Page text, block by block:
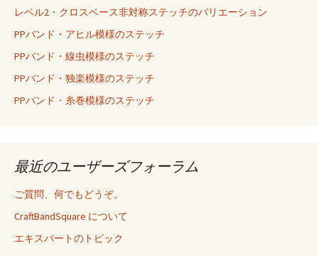
レベル2・クロスベース非対称ステッチのバリエーション
PPバンド・アヒル模様のステッチ
PPバンド・線虫模様のステッチ
PPバンド・独楽模様のステッチ
PPバンド・糸巻模様のステッチ
最近のユーザーズフォーラム
ご質問、何でもどうぞ。
CraftBandSquare について
エキスパートのトピック